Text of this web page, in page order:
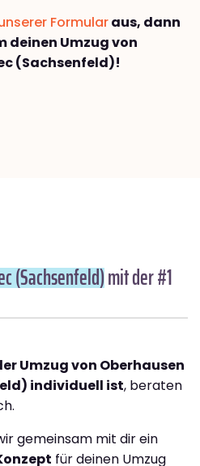
Formularaus, dann
deinen Umzug von
(Sachsenfeld)!
(Sachsenfeld)mit der #1
Umzug von Oberhausen
individuell ist, beraten
gemeinsam mit dir ein
für deinen Umzug